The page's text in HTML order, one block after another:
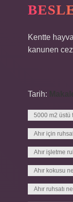
Kentte
kanunen
Tarih:
5000 m2 üstü
Ahır için
Ahır işletme
Ahır kokusu
Ahır ruhsatı